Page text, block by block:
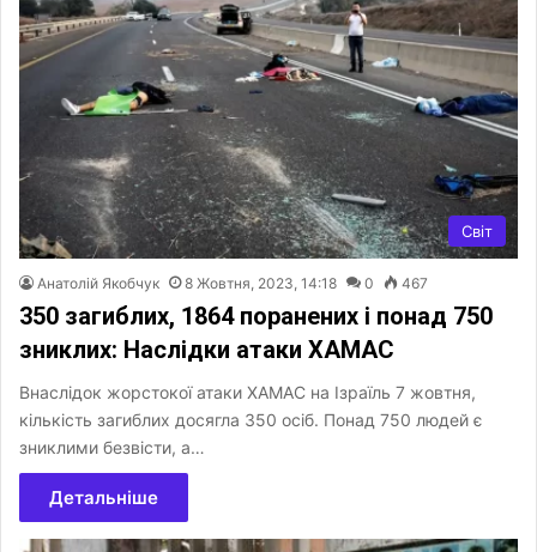
Світ
Анатолій Якобчук 8 Жовтня, 2023, 14:18 0 467
350 загиблих, 1864 поранених і понад 750
зниклих: Наслідки атаки ХАМАС
Внаслідок жорстокої атаки ХАМАС на Ізраїль 7 жовтня,
кількість загиблих досягла 350 осіб. Понад 750 людей є
зниклими безвісти, а…
Детальніше